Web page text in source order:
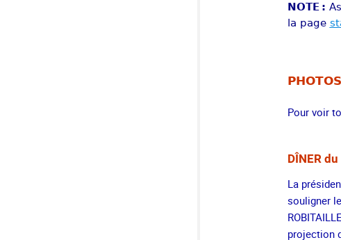
NOTE :
la page
Pour voir
DÎNER
La
souligner
projection